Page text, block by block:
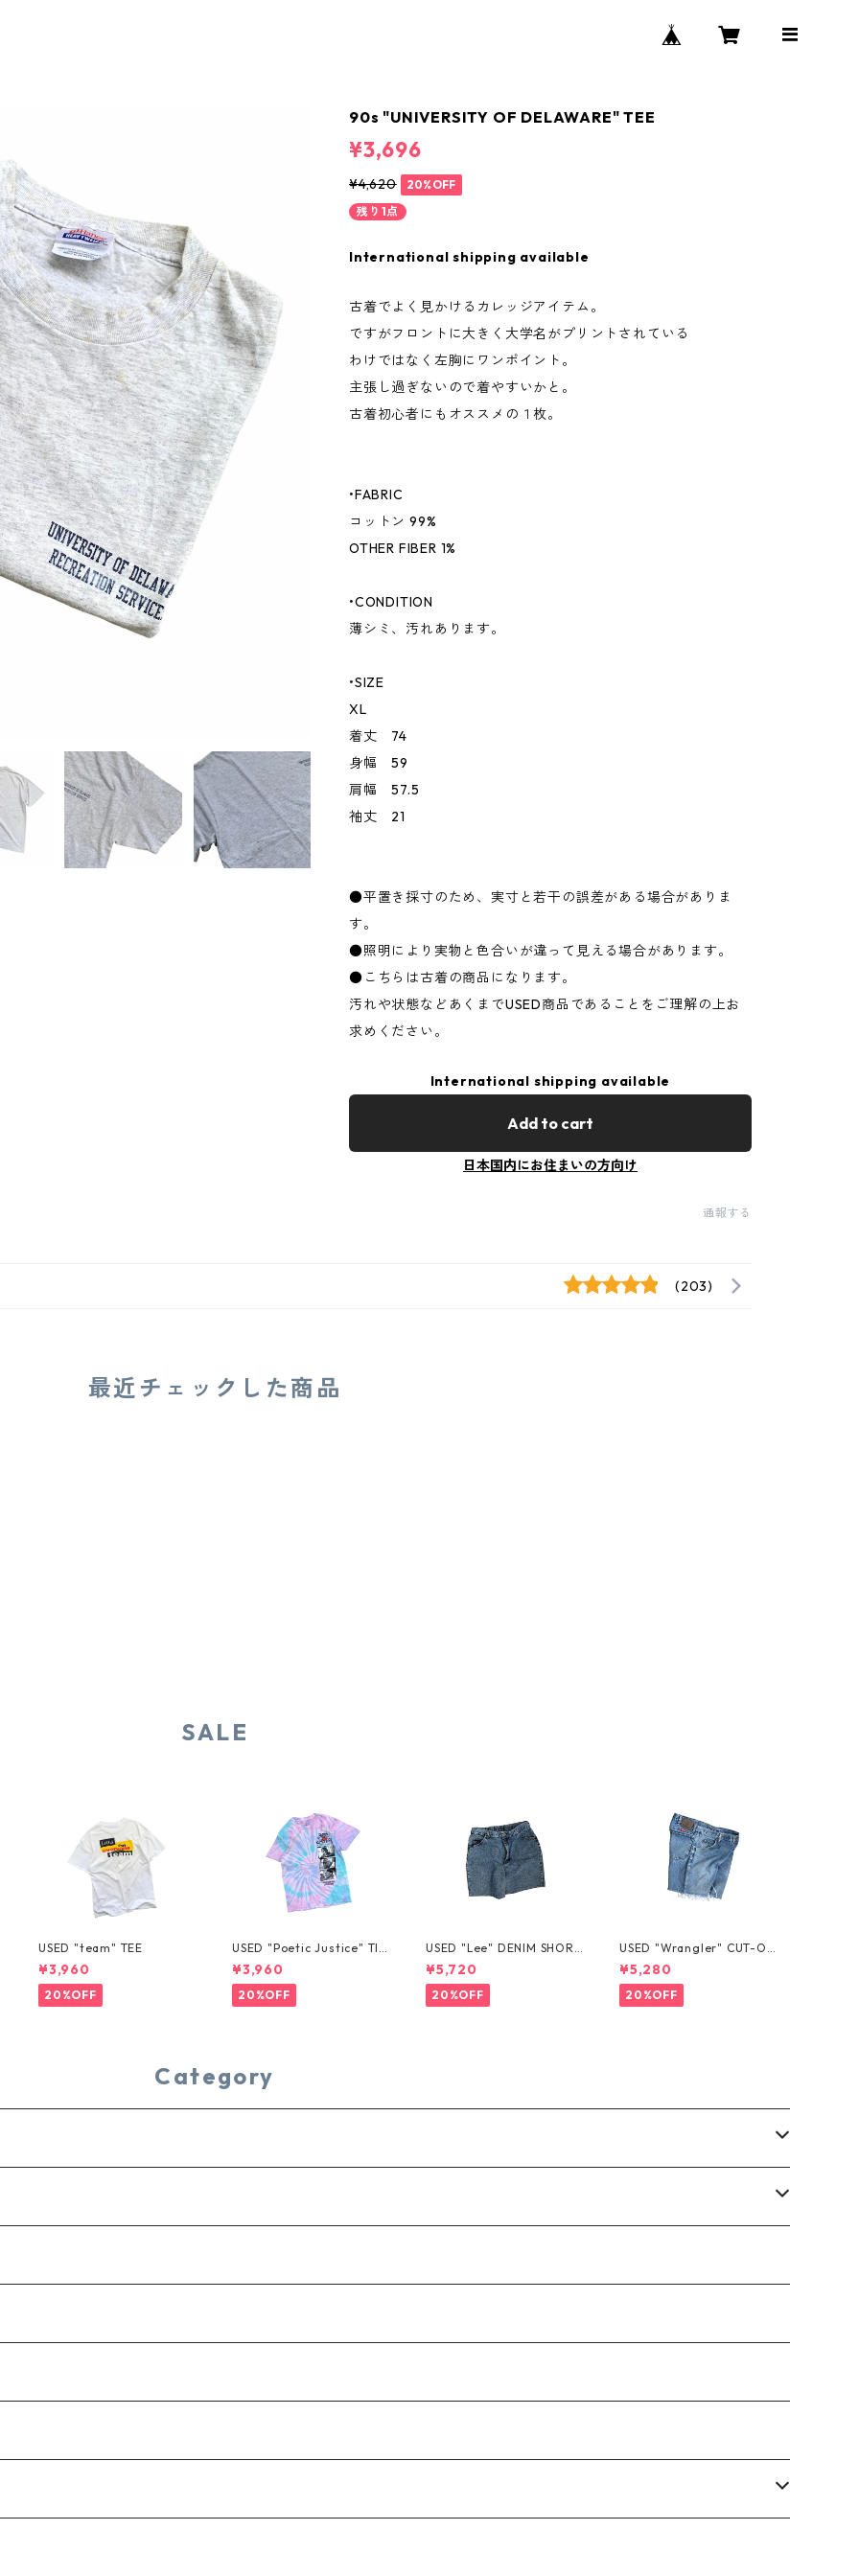
90s "UNIVERSITY OF DELAWARE" TEE
¥3,696
¥4,620
20%OFF
残り1点
International shipping available
古着でよく見かけるカレッジアイテム。
ですがフロントに大きく大学名がプリントされている
わけではなく左胸にワンポイント。
主張し過ぎないので着やすいかと。
古着初心者にもオススメの１枚。
•FABRIC
コットン 99%
OTHER FIBER 1%
•CONDITION
薄シミ、汚れあります。
•SIZE
XL
着丈 74
身幅 59
肩幅 57.5
袖丈 21
●平置き採寸のため、実寸と若干の誤差がある場合がありま
す。
●照明により実物と色合いが違って見える場合があります。
●こちらは古着の商品になります。
汚れや状態などあくまでUSED商品であることをご理解の上お
求めください。
International shipping available
Add to cart
日本国内にお住まいの方向け
通報する
(203)
最近チェックした商品
SALE
USED "team" TEE
¥3,960
20%OFF
USED "Poetic Justice" TIE
-DYE TEE
¥3,960
20%OFF
USED "Lee" DENIM SHORT
S
¥5,720
20%OFF
USED "Wrangler" CUT-OF
F DENIM SHORTS
¥5,280
20%OFF
Category